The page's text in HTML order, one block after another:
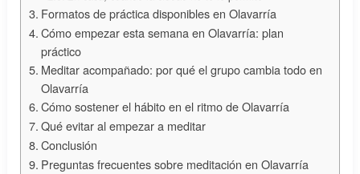
Formatos de práctica disponibles en Olavarría
Cómo empezar esta semana en Olavarría: plan
práctico
Meditar acompañado: por qué el grupo cambia todo en
Olavarría
Cómo sostener el hábito en el ritmo de Olavarría
Qué evitar al empezar a meditar
Conclusión
Preguntas frecuentes sobre meditación en Olavarría